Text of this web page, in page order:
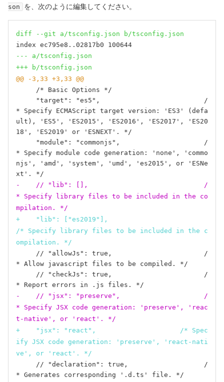
son
を、次のように編集してください。
diff --git a/tsconfig.json b/tsconfig.json
--- a/tsconfig.json
+++ b/tsconfig.json
@@ -3,33 +3,33 @@
* Specify ECMAScript target version: 'ES3' (defa
ult), 'ES5', 'ES2015', 'ES2016', 'ES2017', 'ES20
18', 'ES2019' or 'ESNEXT'. */
* Specify module code generation: 'none', 'commo
njs', 'amd', 'system', 'umd', 'es2015', or 'ESNe
-    // "lib": [],                             /
* Specify library files to be included in the co
mpilation. */
+    "lib": ["es2019"],
/* Specify library files to be included in the c
ompilation. */
* Allow javascript files to be compiled. */
-    // "jsx": "preserve",                     /
* Specify JSX code generation: 'preserve', 'reac
t-native', or 'react'. */
+    "jsx": "react",                     /* Spec
ify JSX code generation: 'preserve', 'react-nati
ve', or 'react'. */
* Generates corresponding '.d.ts' file. */